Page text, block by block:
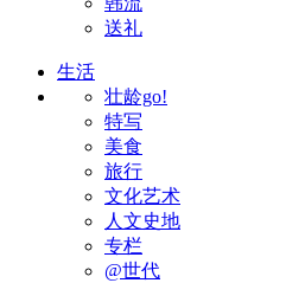
送礼
生活
壮龄go!
特写
美食
旅行
文化艺术
人文史地
专栏
@世代